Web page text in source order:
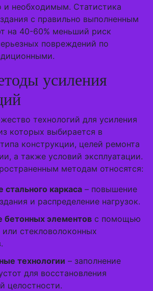
и необходимым. Статистика
с правильно выполненным
на 40-60% меньший риск
повреждений по
усиления
технологий для усиления
которых выбирается в
конструкции, целей ремонта
а также условий эксплуатации.
методам относятся:
стального каркаса – повышение
и распределение нагрузок.
бетонных элементов с помощью
или стекловолоконных
технологии – заполнение
для восстановления
целостности.